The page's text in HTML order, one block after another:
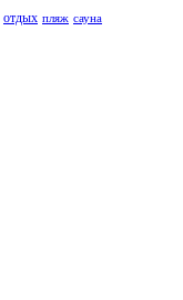
отдых пляж сауна